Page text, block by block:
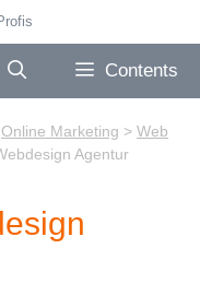
Contents
Online Marketing > Web
Agentur